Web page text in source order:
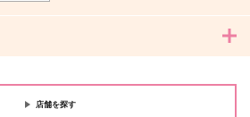
店舗を探す